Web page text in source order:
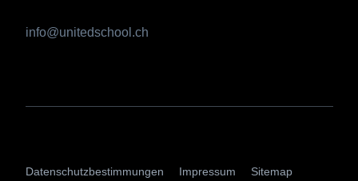
info@unitedschool.ch
Datenschutzbestimmungen AGBs
Impressum Sitemap